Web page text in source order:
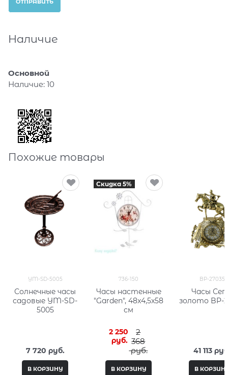
Наличие
Основной
Наличие: 10
Похожие товары
YM-SD-5005
Солнечные часы
садовые YM-SD-
5005
7 720 руб.
В КОРЗИНУ
Скидка 5%
736-150
Часы настенные
"Garden", 48x4,5x58
см
2
368
руб.
2 250
руб.
В КОРЗИНУ
BP-27035
Часы
золото BP-
41 113
В